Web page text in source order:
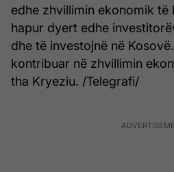
edhe zhvillimin ekonomik të
hapur dyert edhe
dhe të investojnë në
kontribuar në zhvillimin
tha Kryeziu. /Telegrafi/